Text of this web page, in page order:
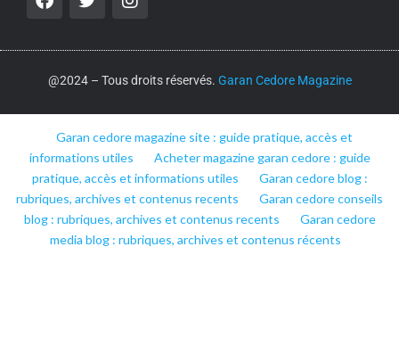
@2024 – Tous droits réservés. Garan Cedore Magazine
Garan cedore magazine site : guide pratique, accès et
informations utiles
Acheter magazine garan cedore : guide
pratique, accès et informations utiles
Garan cedore blog :
rubriques, archives et contenus recents
Garan cedore conseils
blog : rubriques, archives et contenus recents
Garan cedore
media blog : rubriques, archives et contenus récents